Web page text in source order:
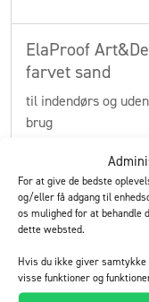
For at give de bedste
og/eller få adgang til
os mulighed for at
dette websted.
Hvis du ikke giver
visse funktioner og
ElaProof
farvet sand
til indendørs og
brug
Læs mere